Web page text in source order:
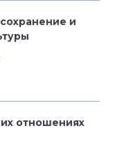
и
отношениях